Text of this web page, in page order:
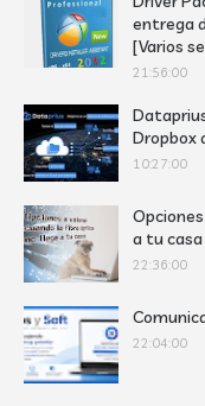
entrega
[Varios
21:56:00
Dropbox
10:27:00
a tu casa
22:36:00
22:04:00